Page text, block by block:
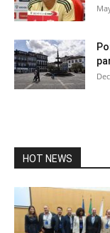
HOT NEWS